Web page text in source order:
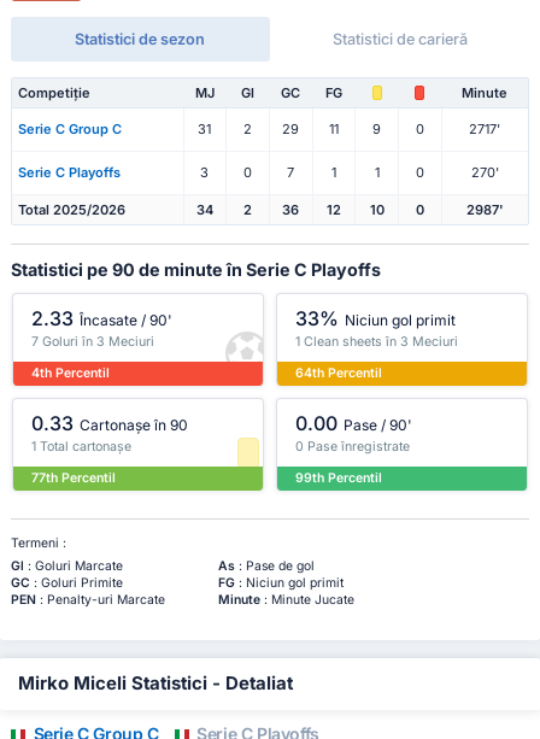
Statistici de sezon Statistici de carieră
Competiție MJ Gl GC FG Minute
Serie C Group C 31 2 29 11 9 0 2717'
Serie C Playoffs 3 0 7 1 1 0 270'
Total 2025/2026 34 2 36 12 10 0 2987'
Statistici pe 90 de minute în Serie C Playoffs
2.33 Încasate / 90'
7 Goluri în 3 Meciuri
4th Percentil
33% Niciun gol primit
1 Clean sheets în 3 Meciuri
64th Percentil
0.33 Cartonașe în 90
1 Total cartonașe
77th Percentil
0.00 Pase / 90'
0 Pase înregistrate
99th Percentil
Termeni :
Gl : Goluri Marcate As: Pase de gol
GC : Goluri Primite FG: Niciun gol primit
PEN: Penalty-uri Marcate Minute: Minute Jucate
Mirko Miceli Statistici - Detaliat
Serie C Group C Serie C Playoffs